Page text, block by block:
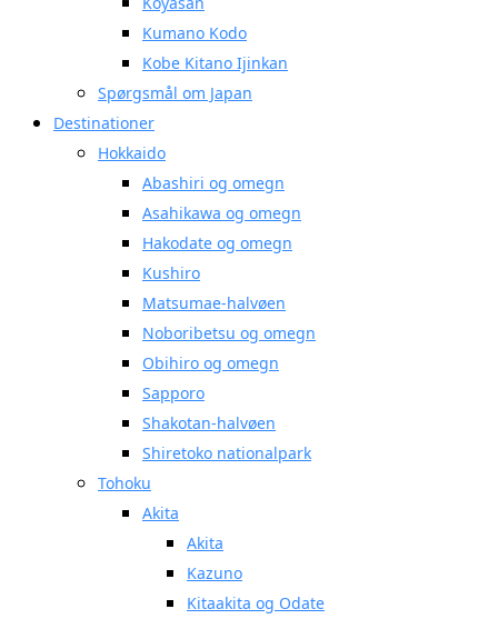
Kumano Kodo
Kobe Kitano Ijinkan
Spørgsmål om Japan
Destinationer
Hokkaido
Abashiri og omegn
Asahikawa og omegn
Hakodate og omegn
Kushiro
Matsumae-halvøen
Noboribetsu og omegn
Obihiro og omegn
Sapporo
Shakotan-halvøen
Shiretoko nationalpark
Tohoku
Akita
Akita
Kazuno
Kitaakita og Odate